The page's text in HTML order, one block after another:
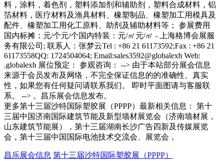
料，涂料，着色剂，塑料添加剂和辅助剂，塑料合成材料，铝
箔材料，医疗材料及渔具材料、橡塑制品、橡塑加工用模具及
配件、橡塑加工用化工原料、助剂及辅助材料等； 参展费用
国内标摊：元/个元/个国内特装：元/㎡元/㎡ - 上海格博会展服
务有限公司; 联系人：张梦云Tel : +86 21 61173592;Fax : +86 21
61173558QQ: 1724504064; Email:sales3592@globalexh Web:
.globalexh 展位预定： 参观咨询： --> 由于本站部分展会信息
来源于会员发布及网络，不完全保证信息的的准确性、真实
性，如果您有任何疑问请联系我们。 即时平面图请与客服联
系。 --> 。昌乐展会信息发布。
更多第十三届沙特国际塑胶展（PPPP）最新相关信息： 第十
三届中国济南国际建筑节能及新型墙材展览会（济南墙材展，
山东建筑节能展），第十三届湖南长沙广告四新及传媒展览
会，第十三届中国国际电池技术交流会、展览会，
昌乐展会信息 第十三届沙特国际塑胶展（PPPP）